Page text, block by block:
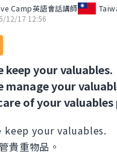
Camp英語會話講師
12/17 12:56
keep your valuables.
manage your
of your
keep your valuables.
貴重物品。